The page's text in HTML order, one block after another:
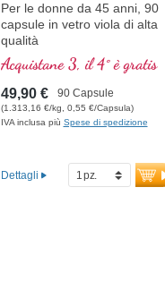
Per le donne da 45 anni, 90
capsule in vetro viola di alta
qualità
Acquistane 3, il 4° è gratis
49,90 € 90 Capsule
(1.313,16 €/kg, 0,55 €/Capsula)
IVA inclusa più Spese di spedizione
Dettagli